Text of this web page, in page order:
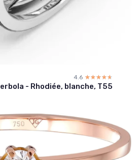
4.6 ☆☆☆☆☆
★★★★★
- Rhodiée, blanche, T55